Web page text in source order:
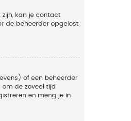
kan je contact
de beheerder opgelost
of een beheerder
de zoveel tijd
en meng je in